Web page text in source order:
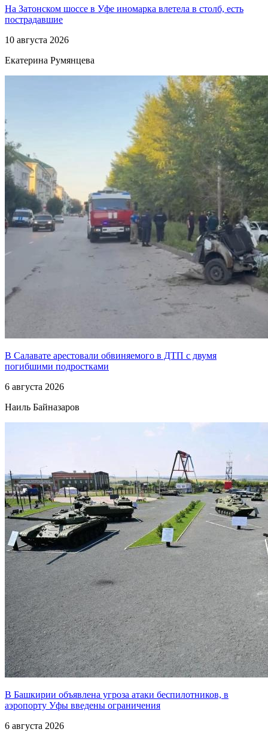
На Затонском шоссе в Уфе иномарка влетела в столб, есть
пострадавшие
10 августа 2026
Екатерина Румянцева
В Салавате арестовали обвиняемого в ДТП с двумя
погибшими подростками
6 августа 2026
Наиль Байназаров
В Башкирии объявлена угроза атаки беспилотников, в
аэропорту Уфы введены ограничения
6 августа 2026